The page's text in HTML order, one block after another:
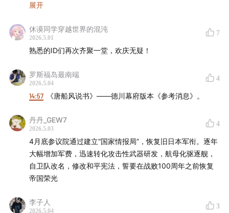
02:08 正片开始
通过「阿片风说书」围观鸦片战争
25:37 「亚细亚主义」在日本的兴起
晚清一系列内战与日本布局在华情报网
荒尾精与「汉口乐善堂」：药房掩护下的情报中枢
些部队先进，但已完成师团整编，全员武器一致，正规作战
不过随着日本废藩置县后中央集权进一步加强，到了军部统
制一切的时代，情报系统虽然还是高效，但导向完全到了另
一个奇怪的方向。nhk有个纪录片，日本海军战败反省会，
谋，反省内容主要是如何错误决策导致太平洋战争战败，有
一集内容是海军特攻作战，有个舰艇军官参会旁听，听着听
着就拍桌子骂了起来，大意是特攻作战1944年开始，武器设
计要半年，安排生产、制定计划、训练人员作战要一年，你
们这帮马鹿是昭和几几年就认识到太平洋战争打不赢开始准
备特攻作战的？
展开
休谟同学穿越世界的混沌
2026.5.01
7
熟悉的ID们再次齐聚一堂，欢庆无疑！
罗斯福岛最南端
2026.5.04
4
14:57 《唐船风说书》——德川幕府版本《参考消息》。
丹丹_GEW7
2026.5.03
4
4月底参议院通过建立“国家情报局”，恢复旧日本军衔。逐年
大幅增加军费，迅速转化攻击性武器研发，航母化驱逐舰，
自卫队改名，修改和平宪法，誓要在战败100周年之前恢复
帝国荣光
李子人
2026.5.04
3